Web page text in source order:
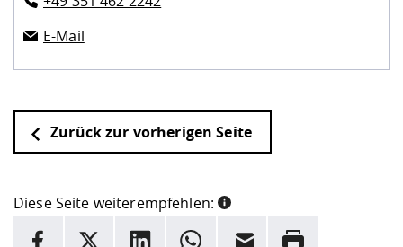
E-Mail
Zurück zur vorherigen Seite
Diese Seite weiterempfehlen:
INFORMATION
Facebook
X LinkedInWhatsappE-Mail Drucken